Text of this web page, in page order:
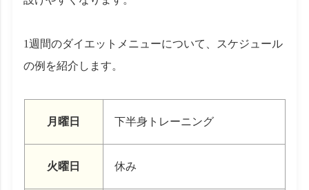
1週間のダイエットメニューについて、スケジュール
の例を紹介します。
月曜日 下半身トレーニング
火曜日 休み